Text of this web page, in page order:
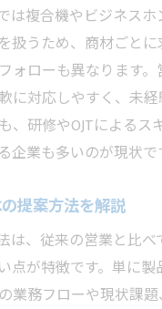
は複合機やビジネス
扱うため、商材ごと
ォローも異なります
に対応しやすく、未
、研修やOJTによるス
企業も多いのが現状で
提案方法を解説
は、従来の営業と比
点が特徴です。単に
業務フローや現状課